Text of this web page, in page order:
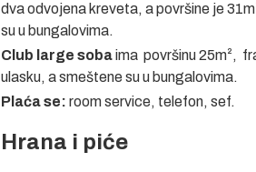
dva odvojena kreveta, a površine je
su u bungalovima.
Club large sobaima površinu 25m²,
ulasku, a smeštene su u bungalovima.
Plaća se: room service, telefon, sef.
Hrana i piće